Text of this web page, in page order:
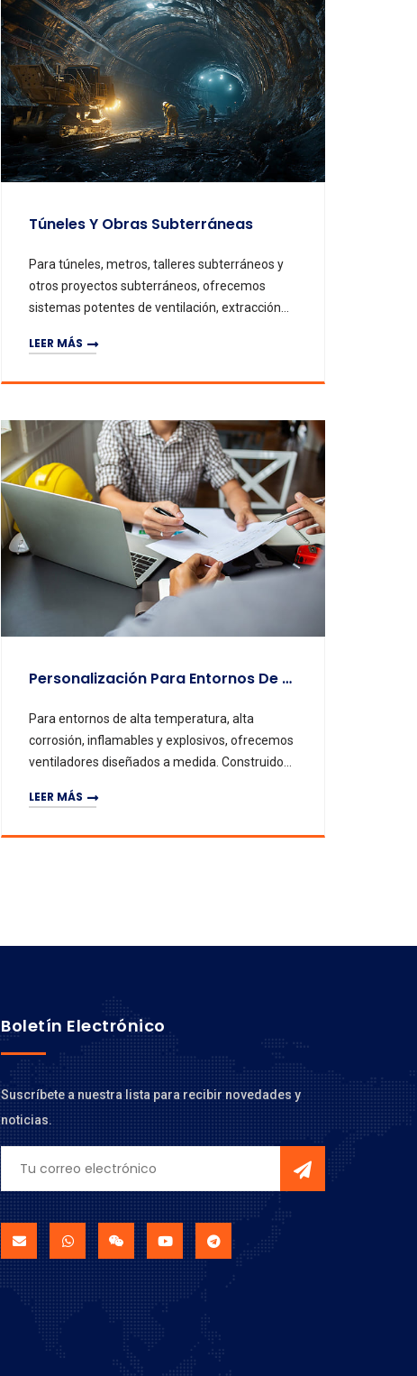
Túneles Y Obras Subterráneas
Para túneles, metros, talleres subterráneos y
otros proyectos subterráneos, ofrecemos
sistemas potentes de ventilación, extracción
entorno de construcción, mejorar la calidad del
LEER MÁS
Personalización Para Entornos De Alta Temperatura, Corrosivos Y Especiales
Para entornos de alta temperatura, alta
corrosión, inflamables y explosivos, ofrecemos
ventiladores diseñados a medida. Construidos
corrosión o con características anti-explosión
LEER MÁS
Boletín Electrónico
Suscríbete a nuestra lista para recibir novedades y
noticias.